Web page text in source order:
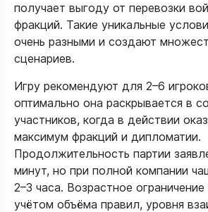
получает выгоду от перевозки
фракций. Такие уникальные
очень разными и создают
сценариев.
Игру рекомендуют для 2–6
оптимально она раскрывается в
участников, когда в действии
максимум фракций и дипломатии.
Продолжительность партии
минут, но при полной компании
2–3 часа. Возрастное ограничение
учётом объёма правил, уровня